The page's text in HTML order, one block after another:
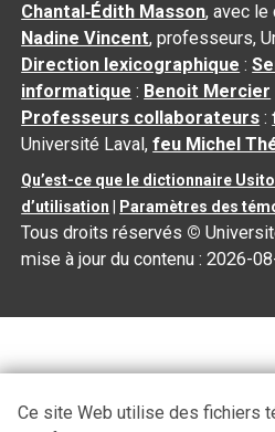
Chantal‑Édith Masson, avec le
Nadine Vincent, professeurs,
Direction lexicographique :
informatique : Benoit Mercier
Professeurs collaborateurs :
Université Laval,feu Michel
Qu’est-ce que le dictionnaire Usito
d’utilisation
Paramètres des
Tous droits réservés ©
mise à jour du contenu :2026-
Ce site Web utilise des fichiers